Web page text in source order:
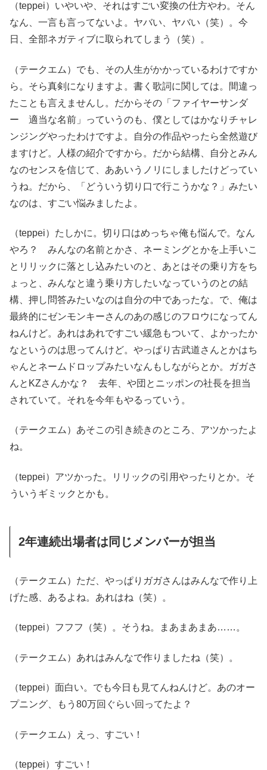
（teppei）いやいや、それはすごい変換の仕方やわ。そん
なん、一言も言ってないよ。ヤバい、ヤバい（笑）。今
日、全部ネガティブに取られてしまう（笑）。
（テークエム）でも、その人生がかかっているわけですか
ら。そら真剣になりますよ。書く歌詞に関しては。間違っ
たことも言えませんし。だからその「ファイヤーサンダ
ー 適当な名前」っていうのも、僕としてはかなりチャレ
ンジングやったわけですよ。自分の作品やったら全然遊び
ますけど。人様の紹介ですから。だから結構、自分とみん
なのセンスを信じて、ああいうノリにしましたけどってい
うね。だから、「どういう切り口で行こうかな？」みたい
なのは、すごい悩みましたよ。
（teppei）たしかに。切り口はめっちゃ俺も悩んで。なん
やろ？ みんなの名前とかさ、ネーミングとかを上手いこ
とリリックに落とし込みたいのと、あとはその乗り方をち
ょっと、みんなと違う乗り方したいなっていうのとの結
構、押し問答みたいなのは自分の中であったな。で、俺は
最終的にゼンモンキーさんのあの感じのフロウになってん
ねんけど。あれはあれですごい緩急もついて、よかったか
なというのは思ってんけど。やっぱり古武道さんとかはち
ゃんとネームドロップみたいなんもしながらとか。ガガさ
んとKZさんかな？ 去年、や団とニッポンの社長を担当
されていて。それを今年もやるっていう。
（テークエム）あそこの引き続きのところ、アツかったよ
ね。
（teppei）アツかった。リリックの引用やったりとか。そ
ういうギミックとかも。
2年連続出場者は同じメンバーが担当
（テークエム）ただ、やっぱりガガさんはみんなで作り上
げた感、あるよね。あれはね（笑）。
（teppei）フフフ（笑）。そうね。まあまあまあ……。
（テークエム）あれはみんなで作りましたね（笑）。
（teppei）面白い。でも今日も見てんねんけど。あのオー
プニング、もう80万回ぐらい回ってたよ？
（テークエム）えっ、すごい！
（teppei）すごい！